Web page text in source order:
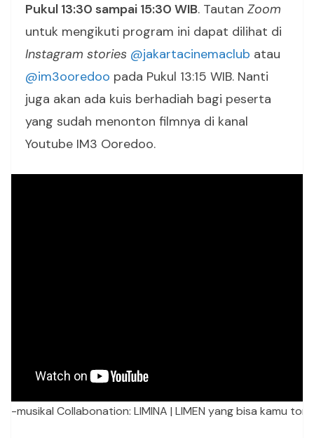
Pukul 13:30 sampai 15:30 WIB. Tautan Zoom
untuk mengikuti program ini dapat dilihat di
Instagram stories @jakartacinemaclub atau
@im3ooredoo pada Pukul 13:15 WIB. Nanti
juga akan ada kuis berhadiah bagi peserta
yang sudah menonton filmnya di kanal
Youtube IM3 Ooredoo.
musikal Collabonation: LIMINA | LIMEN yang bisa kamu